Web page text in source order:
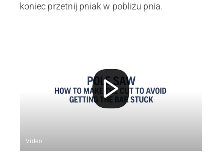
koniec przetnij pniak w pobliżu pnia.
Video